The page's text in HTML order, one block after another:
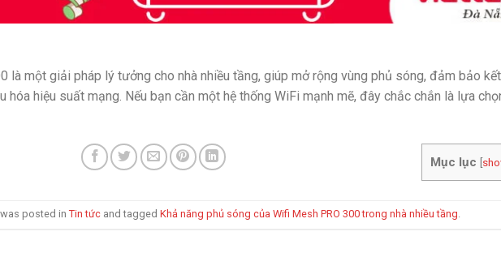
là một giải pháp lý tưởng cho nhà nhiều tầng, giúp mở rộng vùng phủ sóng, đảm bảo kết
hóa hiệu suất mạng. Nếu bạn cần một hệ thống WiFi mạnh mẽ, đây chắc chắn là lựa
Mục lục [
posted in Tin tứcand tagged Khả năng phủ sóng của Wifi Mesh PRO 300 trong nhà nhiều tầng.